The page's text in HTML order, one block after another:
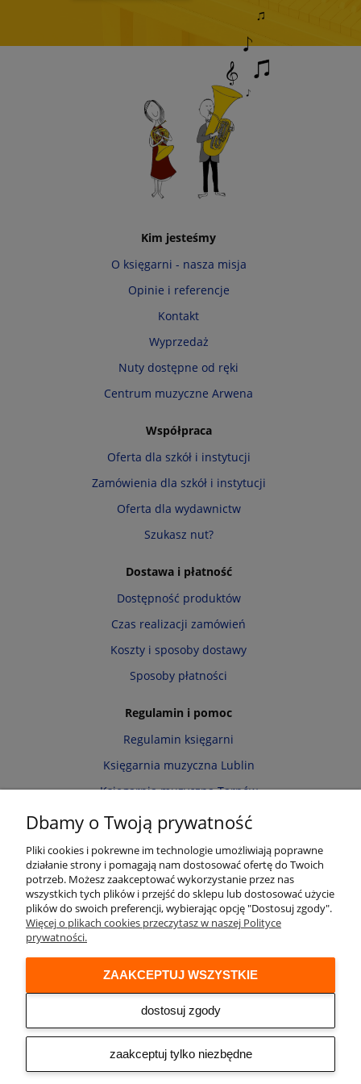
Kim jesteśmy
O księgarni - nasza misja
Opinie i referencje
Kontakt
Wyprzedaż
Nuty dostępne od ręki
Centrum muzyczne Arwena
Współpraca
Oferta dla szkół i instytucji
Zamówienia dla szkół i instytucji
Oferta dla wydawnictw
Szukasz nut?
Dostawa i płatność
Dostępność produktów
Czas realizacji zamówień
Koszty i sposoby dostawy
Sposoby płatności
Regulamin i pomoc
Regulamin księgarni
Księgarnia muzyczna Lublin
Księgarnia muzyczna Tarnów
Informacja o cookies
Zwroty i reklamacje
Moje konto
Twoje zamówienia
Przechowalnia
Ustawienia konta
Audio online
© 2026 Księgarnia muzyczna Alenuty.pl
prowadzona przez firmę Arwena S.C. os. Zwycięstwa 2/88 61-643 Poznań
Dbamy o Twoją prywatność
Pliki cookies i pokrewne im technologie umożliwiają poprawne
działanie strony i pomagają nam dostosować ofertę do Twoich
potrzeb. Możesz zaakceptować wykorzystanie przez nas
wszystkich tych plików i przejść do sklepu lub dostosować użycie
plików do swoich preferencji, wybierając opcję "Dostosuj zgody".
Więcej o plikach cookies przeczytasz w naszej Polityce
prywatności.
zaakceptuj tylko niezbędne
dostosuj zgody
ZAAKCEPTUJ WSZYSTKIE